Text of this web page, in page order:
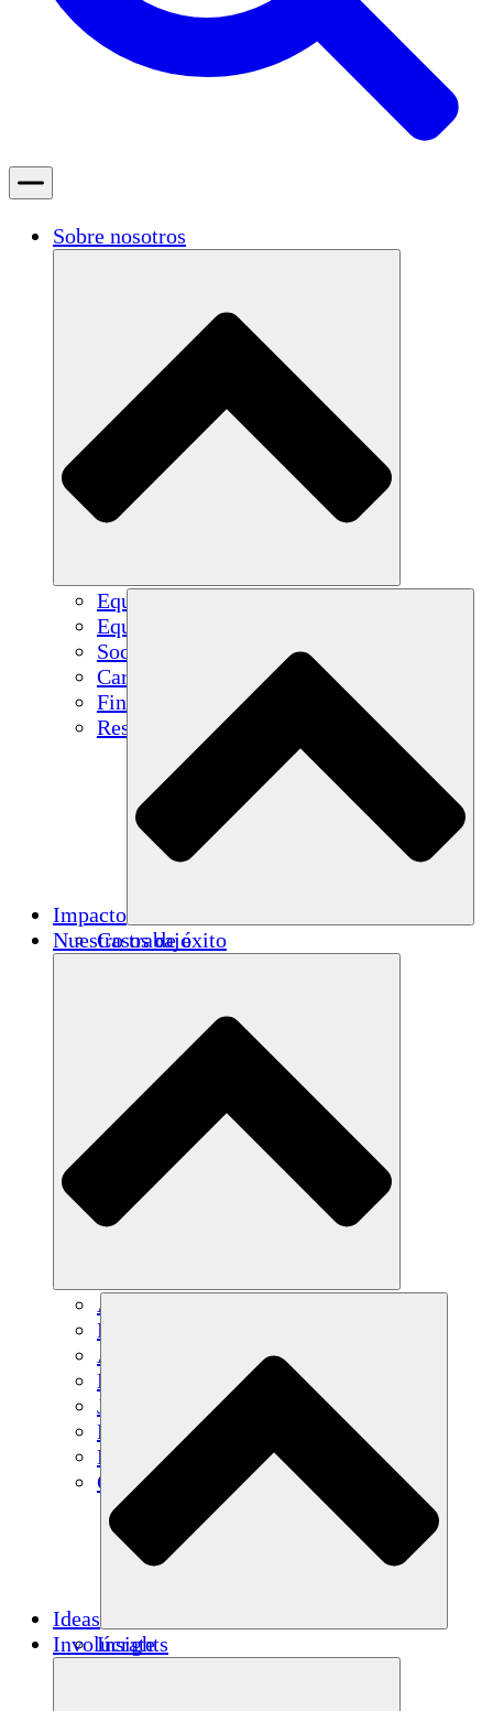
Sobre nosotros
Equipo
Equipo
Socios
Carreras
Finanzas
Resources
Impacto
Casos de éxito
Nuestro trabajo
Agricultura sostenible
Recuperación de terremotos
Agua limpia
Empoderamiento de la mujer
Jóvenes y estudiantes
Preservación cultural y diálogo
Desarrollo de capacidades
Créditos de carbono
Ideas
Insights
Involúcrate